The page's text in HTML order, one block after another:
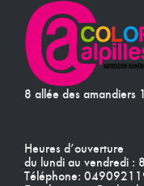
8 allée des amandiers
Heures d’ouverture
du lundi au vendredi
Téléphone: